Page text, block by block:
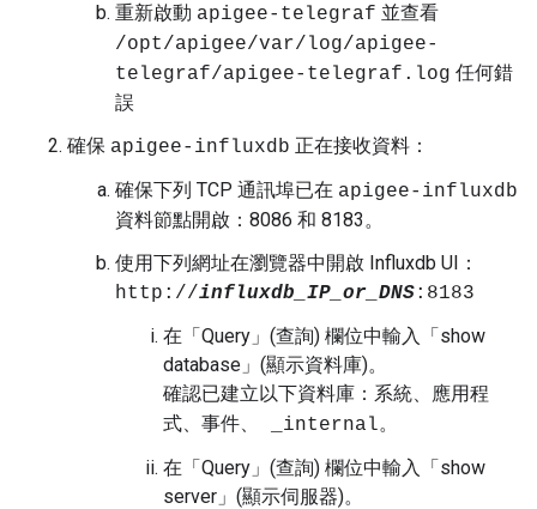
重新啟動 apigee-telegraf 並查看
/opt/apigee/var/log/apigee-
telegraf/apigee-telegraf.log 任何錯
誤
確保 apigee-influxdb 正在接收資料：
確保下列 TCP 通訊埠已在 apigee-influxdb
資料節點開啟：8086 和 8183。
使用下列網址在瀏覽器中開啟 Influxdb UI：
http://influxdb_IP_or_DNS:8183
在「Query」(查詢) 欄位中輸入「show
database」(顯示資料庫)。
確認已建立以下資料庫： 系統、應用程
式、事件、 _internal。
在「Query」(查詢) 欄位中輸入「show
server」(顯示伺服器)。